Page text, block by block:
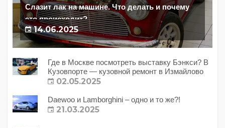
Слазит лак на машине. Что делать и почему
это происходит?
14.06.2025
Где в Москве посмотреть выставку Бэнкси? В
Кузовпорте — кузовной ремонт в Измайлово
02.05.2025
Daewoo и Lamborghini – одно и то же?!
21.03.2025